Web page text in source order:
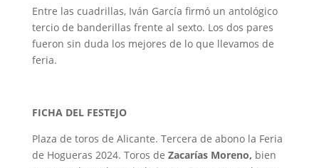
Entre las cuadrillas, Iván García firmó un antológico
tercio de banderillas frente al sexto. Los dos pares
fueron sin duda los mejores de lo que llevamos de
feria.
FICHA DEL FESTEJO
Plaza de toros de Alicante. Tercera de abono la Feria
de Hogueras 2024. Toros de Zacarías Moreno, bien